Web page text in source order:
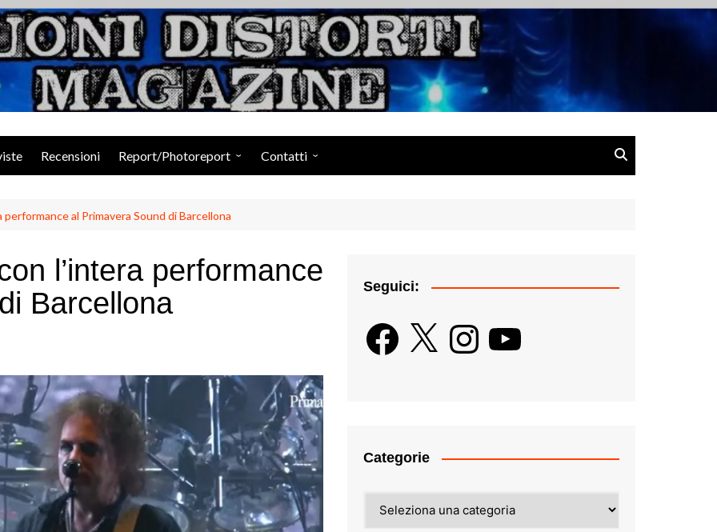
Suoni Distorti Magazine
Recensioni Report/Photoreport Contatti
performance al Primavera Sound di Barcellona
l’intera performance
Barcellona
Seguici:
Facebook
X InstagramYouTube
Categorie